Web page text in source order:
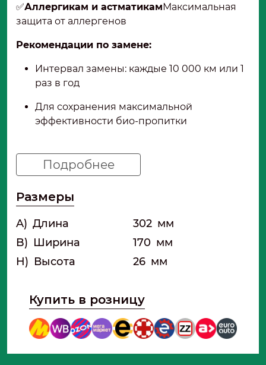
✅Аллергикам и астматикамМаксимальная
защита от аллергенов
Рекомендации по замене:
Интервал замены: каждые 10 000 км или 1
раз в год
Для сохранения максимальной
эффективности био-пропитки
Подробнее
Размеры
A) Длина 302 мм
B) Ширина 170 мм
H) Высота 26 мм
Купить в розницу